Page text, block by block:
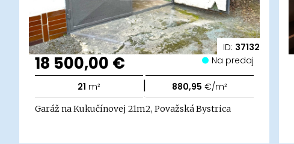
ID: 37132
18 500,00 € Na predaj
21 m² | 880,95 €/m²
Garáž na Kukučínovej 21m2, Považská Bystrica